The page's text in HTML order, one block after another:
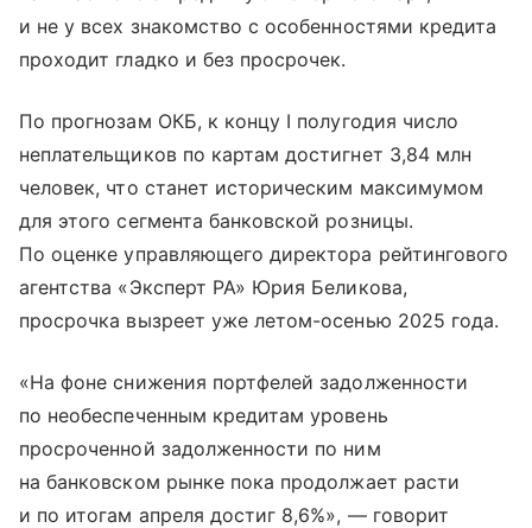
и не у всех знакомство с особенностями кредита
проходит гладко и без просрочек.
По прогнозам ОКБ, к концу I полугодия число
неплательщиков по картам достигнет 3,84 млн
человек, что станет историческим максимумом
для этого сегмента банковской розницы.
По оценке управляющего директора рейтингового
агентства «Эксперт РА» Юрия Беликова,
просрочка вызреет уже летом-осенью 2025 года.
«На фоне снижения портфелей задолженности
по необеспеченным кредитам уровень
просроченной задолженности по ним
на банковском рынке пока продолжает расти
и по итогам апреля достиг 8,6%», — говорит